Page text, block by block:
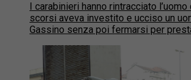
I carabinieri hanno rintracciato
scorsi aveva investito e ucciso un
Gassino senza poi fermarsi per